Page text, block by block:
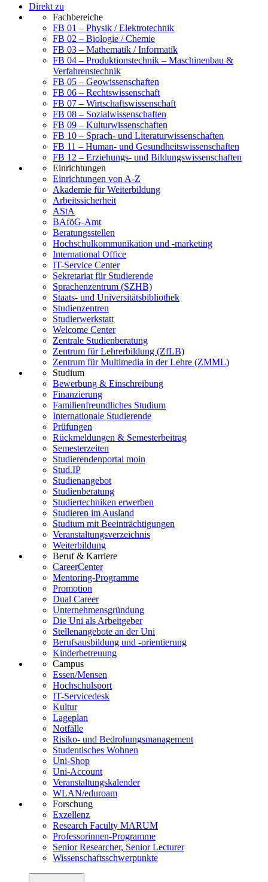
Direkt zu
Fachbereiche
FB 01 – Physik / Elektrotechnik
FB 02 – Biologie / Chemie
FB 03 – Mathematik / Informatik
FB 04 – Produktionstechnik – Maschinenbau &
Verfahrenstechnik
FB 05 – Geowissenschaften
FB 06 – Rechtswissenschaft
FB 07 – Wirtschaftswissenschaft
FB 08 – Sozialwissenschaften
FB 09 – Kulturwissenschaften
FB 10 – Sprach- und Literaturwissenschaften
FB 11 – Human- und Gesundheitswissenschaften
FB 12 – Erziehungs- und Bildungswissenschaften
Einrichtungen
Einrichtungen von A-Z
Akademie für Weiterbildung
Arbeitssicherheit
AStA
BAföG-Amt
Beratungsstellen
Hochschulkommunikation und -marketing
International Office
IT-Service Center
Sekretariat für Studierende
Sprachenzentrum (SZHB)
Staats- und Universitätsbibliothek
Studienzentren
Studierwerkstatt
Welcome Center
Zentrale Studienberatung
Zentrum für Lehrerbildung (ZfLB)
Zentrum für Multimedia in der Lehre (ZMML)
Studium
Bewerbung & Einschreibung
Finanzierung
Familienfreundliches Studium
Internationale Studierende
Prüfungen
Rückmeldungen & Semesterbeitrag
Semesterzeiten
Studierendenportal moin
Stud.IP
Studienangebot
Studienberatung
Studiertechniken erwerben
Studieren im Ausland
Studium mit Beeinträchtigungen
Veranstaltungsverzeichnis
Weiterbildung
Beruf & Karriere
CareerCenter
Mentoring-Programme
Promotion
Dual Career
Unternehmensgründung
Die Uni als Arbeitgeber
Stellenangebote an der Uni
Berufsausbildung und -orientierung
Kinderbetreuung
Campus
Essen/Mensen
Hochschulsport
IT-Servicedesk
Kultur
Lageplan
Notfälle
Risiko- und Bedrohungsmanagement
Studentisches Wohnen
Uni-Shop
Uni-Account
Veranstaltungskalender
WLAN/eduroam
Forschung
Exzellenz
Research Faculty MARUM
Professorinnen-Programme
Senior Researcher, Senior Lecturer
Wissenschaftsschwerpunkte